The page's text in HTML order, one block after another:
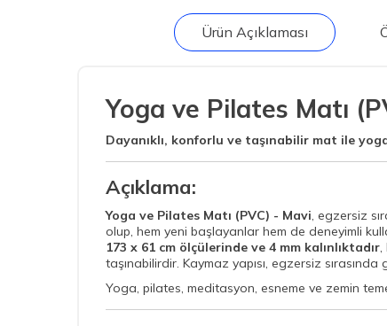
Ürün Açıklaması
Yoga ve Pilates Matı
Dayanıklı, konforlu ve taşınabilir mat ile
Açıklama:
Yoga ve Pilates Matı (PVC) - Mavi, egzersiz
olup, hem yeni başlayanlar hem de deneyimli
173 x 61 cm ölçülerinde ve 4 mm kalınlıktadır,
taşınabilirdir. Kaymaz yapısı, egzersiz
Yoga, pilates, meditasyon, esneme ve zemin